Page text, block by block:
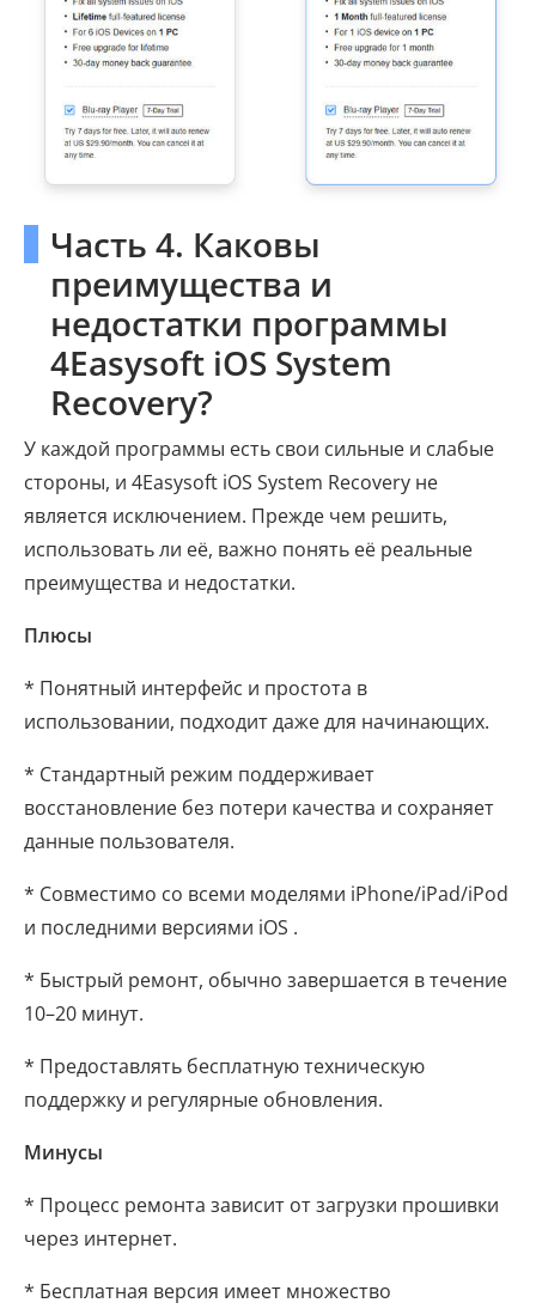
Часть 4. Каковы
преимущества и
недостатки программы
4Easysoft iOS System
Recovery?
У каждой программы есть свои сильные и слабые
стороны, и 4Easysoft iOS System Recovery не
является исключением. Прежде чем решить,
использовать ли её, важно понять её реальные
преимущества и недостатки.
Плюсы
* Понятный интерфейс и простота в
использовании, подходит даже для начинающих.
* Стандартный режим поддерживает
восстановление без потери качества и сохраняет
данные пользователя.
* Совместимо со всеми моделями iPhone/iPad/iPod
и последними версиями iOS .
* Быстрый ремонт, обычно завершается в течение
10–20 минут.
* Предоставлять бесплатную техническую
поддержку и регулярные обновления.
Минусы
* Процесс ремонта зависит от загрузки прошивки
через интернет.
* Бесплатная версия имеет множество